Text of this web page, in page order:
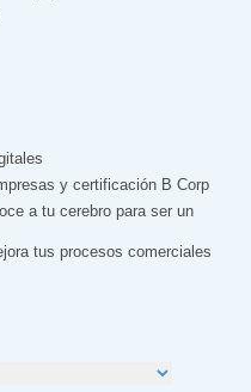
y certificación B Corp
a tu cerebro para ser un
tus procesos comerciales